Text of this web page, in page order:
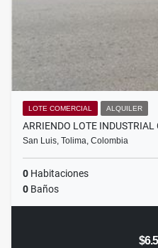
LOTE COMERCIAL ALQUILER
ARRIENDO LOTE INDUSTRIAL
San Luis, Tolima, Colombia
0 Habitaciones
0 Baños